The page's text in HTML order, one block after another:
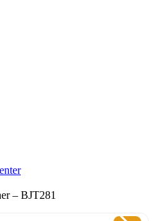
– BJT281